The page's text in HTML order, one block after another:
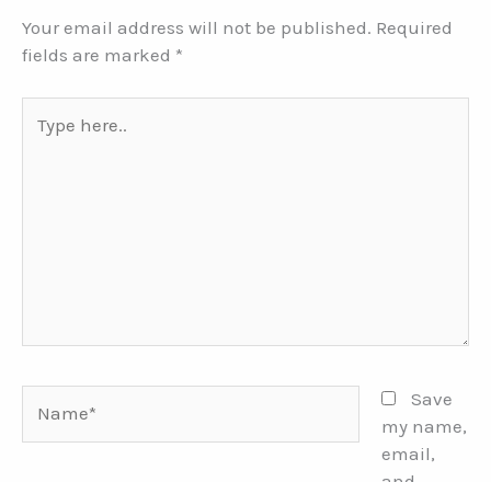
Your email address will not be published. Required
fields are marked *
here..
Save
my name,
email,